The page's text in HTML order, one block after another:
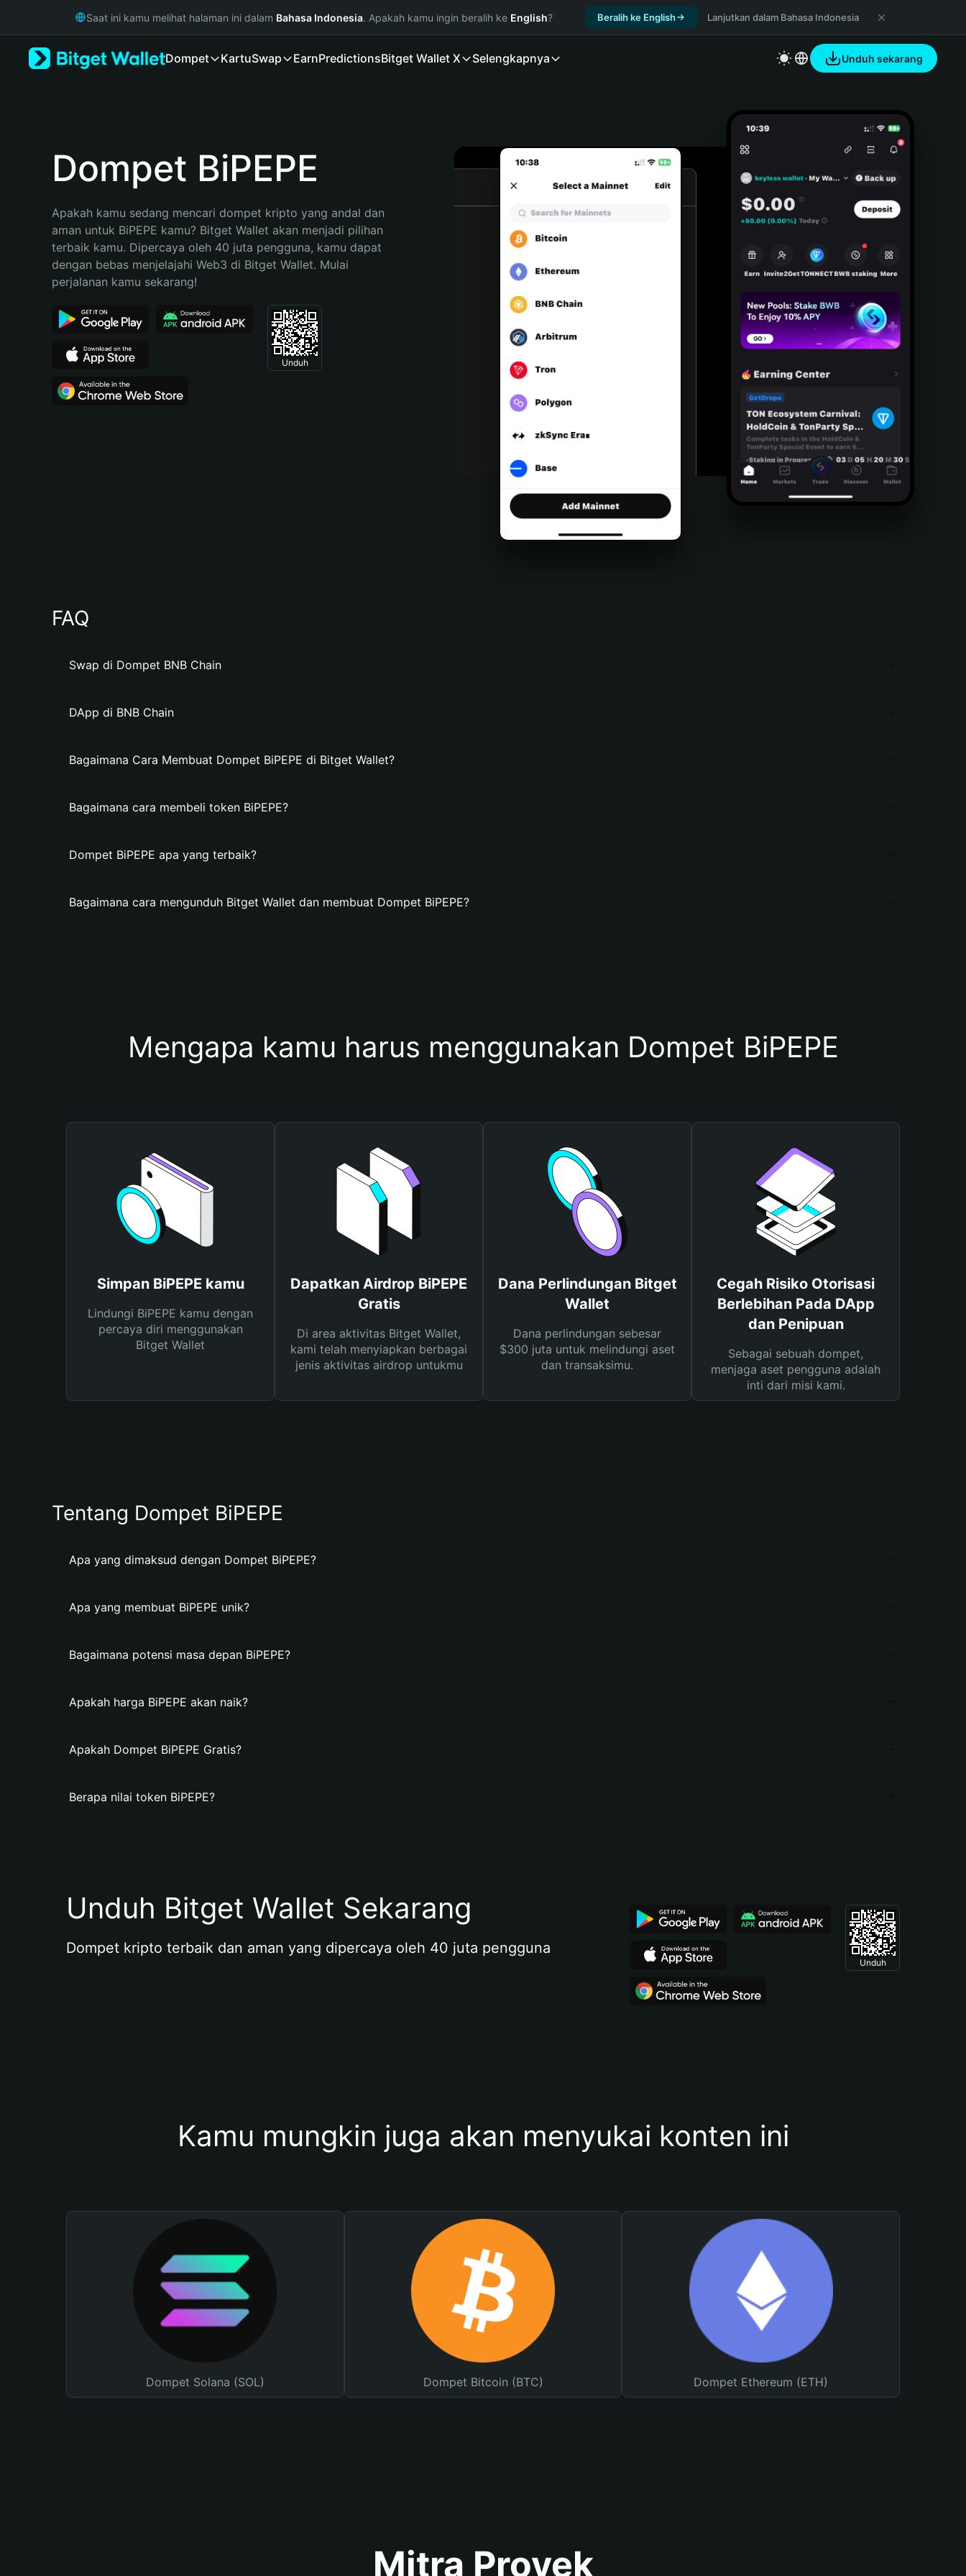
Русский
Bahasa Indonesia
Español (Argentina)
Saat ini kamu melihat halaman ini dalam Bahasa Indonesia. Apakah kamu ingin beralih ke English? Beralih ke English Lanjutkan dalam Bahasa Indonesia
Dompet KartuSwap EarnPredictionsBitget Wallet X Selengkapnya Unduh sekarang
Dompet BiPEPE
Apakah kamu sedang mencari dompet kripto yang andal dan
aman untuk BiPEPE kamu? Bitget Wallet akan menjadi pilihan
terbaik kamu. Dipercaya oleh 40 juta pengguna, kamu dapat
dengan bebas menjelajahi Web3 di Bitget Wallet. Mulai
perjalanan kamu sekarang!
Unduh
FAQ
Swap di Dompet BNB Chain
DApp di BNB Chain
Bagaimana Cara Membuat Dompet BiPEPE di Bitget Wallet?
Bagaimana cara membeli token BiPEPE?
Dompet BiPEPE apa yang terbaik?
Bagaimana cara mengunduh Bitget Wallet dan membuat Dompet BiPEPE?
Mengapa kamu harus menggunakan Dompet BiPEPE
Simpan BiPEPE kamu
Lindungi BiPEPE kamu dengan
percaya diri menggunakan
Bitget Wallet
Dapatkan Airdrop BiPEPE
Gratis
Di area aktivitas Bitget Wallet,
kami telah menyiapkan berbagai
jenis aktivitas airdrop untukmu
Dana Perlindungan Bitget
Wallet
Dana perlindungan sebesar
$300 juta untuk melindungi aset
dan transaksimu.
Cegah Risiko Otorisasi
Berlebihan Pada DApp
dan Penipuan
Sebagai sebuah dompet,
menjaga aset pengguna adalah
inti dari misi kami.
Tentang Dompet BiPEPE
Apa yang dimaksud dengan Dompet BiPEPE?
Apa yang membuat BiPEPE unik?
Bagaimana potensi masa depan BiPEPE?
Apakah harga BiPEPE akan naik?
Apakah Dompet BiPEPE Gratis?
Berapa nilai token BiPEPE?
Unduh Bitget Wallet Sekarang
Dompet kripto terbaik dan aman yang dipercaya oleh 40 juta pengguna
Unduh
Kamu mungkin juga akan menyukai konten ini
Dompet Solana (SOL) Dompet Bitcoin (BTC) Dompet Ethereum (ETH)
Mitra Proyek